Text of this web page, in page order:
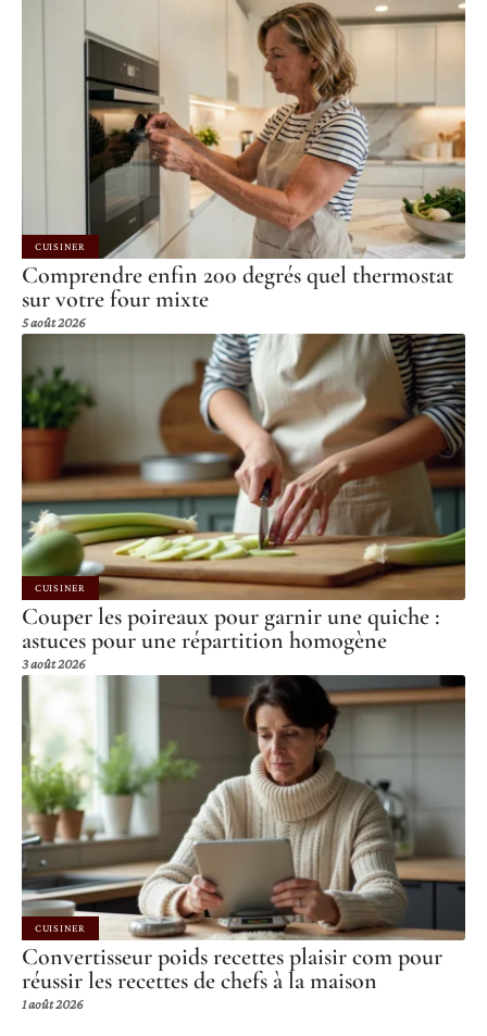
CUISINER
Comprendre enfin 200 degrés quel thermostat
sur votre four mixte
5 août 2026
CUISINER
Couper les poireaux pour garnir une quiche :
astuces pour une répartition homogène
3 août 2026
CUISINER
Convertisseur poids recettes plaisir com pour
réussir les recettes de chefs à la maison
1 août 2026